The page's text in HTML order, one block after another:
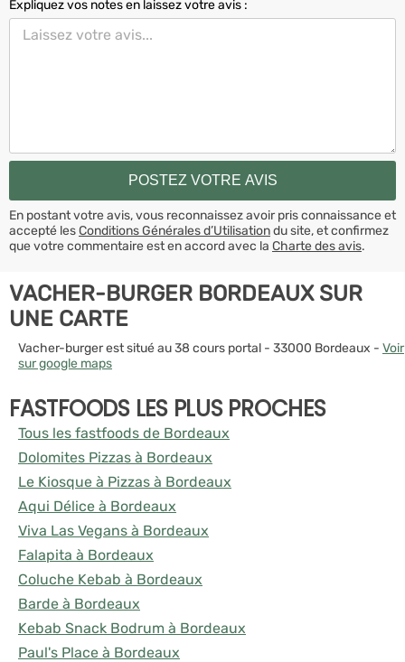
Expliquez vos notes en laissez votre avis :
En postant votre avis, vous reconnaissez avoir pris connaissance et
accepté lesConditions Générales d’Utilisationdu site, et confirmez
que votre commentaire est en accord avec la Charte des avis.
VACHER-BURGER BORDEAUX SUR
UNE CARTE
Vacher-burger est situé au 38 cours portal - 33000 Bordeaux - Voir
sur google maps
FASTFOODS LES PLUS PROCHES
Tous les fastfoods de Bordeaux
Dolomites Pizzas à Bordeaux
Le Kiosque à Pizzas à Bordeaux
Aqui Délice à Bordeaux
Viva Las Vegans à Bordeaux
Falapita à Bordeaux
Coluche Kebab à Bordeaux
Barde à Bordeaux
Kebab Snack Bodrum à Bordeaux
Paul's Place à Bordeaux